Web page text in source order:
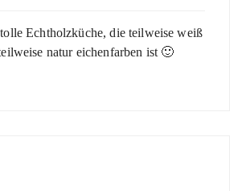
Echtholzküche, die teilweise weiß
natur eichenfarben ist 🙂